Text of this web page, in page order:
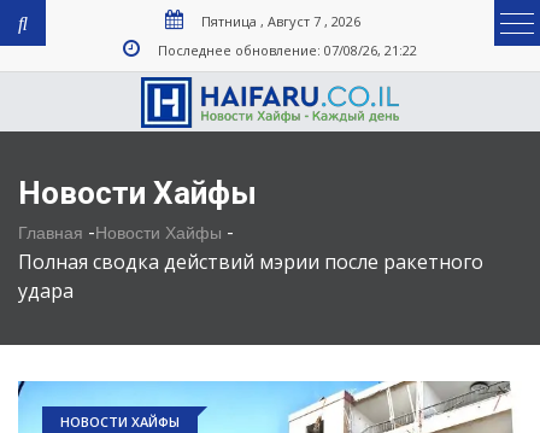
Пятница , Август 7 , 2026
Последнее обновление: 07/08/26, 21:22
Новости Хайфы
Главная -Новости Хайфы -
Полная сводка действий мэрии после ракетного
удара
НОВОСТИ ХАЙФЫ